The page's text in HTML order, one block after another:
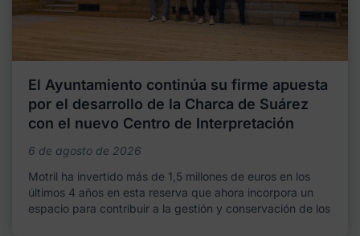
El Ayuntamiento continúa su firme apuesta
por el desarrollo de la Charca de Suárez
con el nuevo Centro de Interpretación
6 de agosto de 2026
Motril ha invertido más de 1,5 millones de euros en los
últimos 4 años en esta reserva que ahora incorpora un
espacio para contribuir a la gestión y conservación de los